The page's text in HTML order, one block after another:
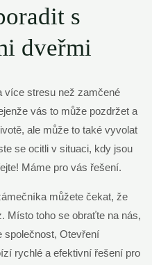
s
dveřmi
více stresu než zamčené
vás to může pozdržet a
ale může to také vyvolat
se ocitli v situaci, kdy jsou
Máme pro vás řešení.
můžete čekat, že
Místo toho se obraťte na nás,
společnost, Otevření
rychlé a efektivní řešení pro